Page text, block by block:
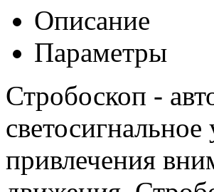
Описание
Параметры
Стробоскоп -
привлечения